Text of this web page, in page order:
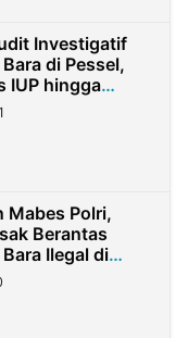
Investigatif
di Pessel,
IUP hingga
Mabes Polri,
Berantas
Ilegal di